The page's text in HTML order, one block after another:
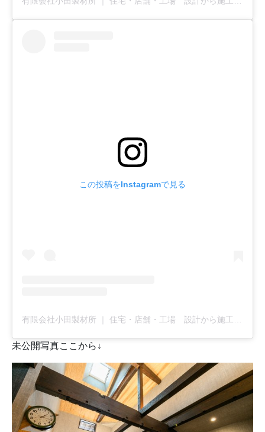
この投稿をInstagramで見る
有限会社小田製材所 ｜ 住宅・店舗・工場 設計から施工まで全てお任せ下さい(@u_odaseizaisho)がシェアした投稿
未公開写真ここから↓